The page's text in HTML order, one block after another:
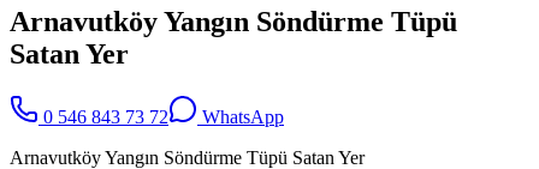
Arnavutköy Yangın Söndürme Tüpü
Satan Yer
0 546 843 73 72
WhatsApp
Arnavutköy Yangın Söndürme Tüpü Satan Yer